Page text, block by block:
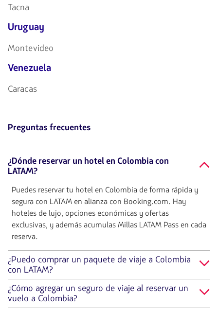
Tacna
Uruguay
Montevideo
Venezuela
Caracas
Preguntas frecuentes
¿Dónde reservar un hotel en Colombia con
LATAM?
Puedes reservar tu hotel en Colombia de forma rápida y
segura con LATAM en alianza con Booking.com. Hay
hoteles de lujo, opciones económicas y ofertas
exclusivas, y además acumulas Millas LATAM Pass en cada
reserva.
¿Puedo comprar un paquete de viaje a Colombia
con LATAM?
¿Cómo agregar un seguro de viaje al reservar un
vuelo a Colombia?